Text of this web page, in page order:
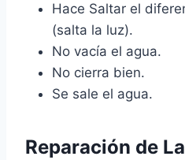
Hace Saltar el
(salta la luz).
No vacía el agua.
No cierra bien.
Se sale el agua.
Reparación de